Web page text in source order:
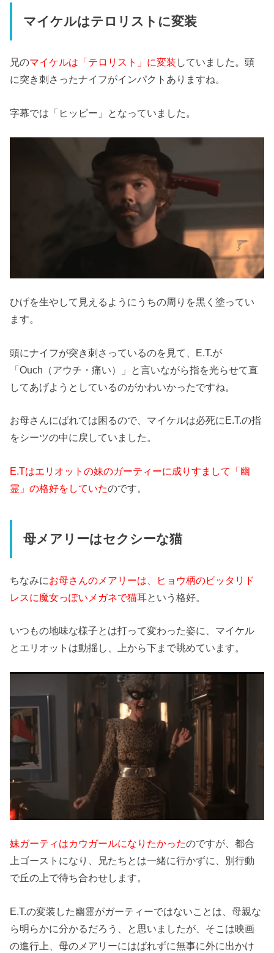
マイケルはテロリストに変装
兄のマイケルは「テロリスト」に変装 していました。頭
に突き刺さったナイフがインパクトありますね。
字幕では「ヒッピー」となっていました。
ひげを生やして見えるようにうちの周りを黒く塗ってい
ます。
頭にナイフが突き刺さっているのを見て、E.T.が
「Ouch（アウチ・痛い）」と言いながら指を光らせて直
してあげようとしているのがかわいかったですね。
お母さんにばれては困るので、マイケルは必死にE.T.の指
をシーツの中に戻していました。
E.Tはエリオットの妹のガーティーに成りすまして「幽
霊」の格好をしていたのです。
母メアリーはセクシーな猫
ちなみに お母さんのメアリーは、ヒョウ柄のピッタリド
レスに魔女っぽいメガネで猫耳という格好。
いつもの地味な様子とは打って変わった姿に、マイケル
とエリオットは動揺し、上から下まで眺めています。
妹ガーティはカウガールになりたかったのですが、都合
上ゴーストになり、兄たちとは一緒に行かずに、別行動
で丘の上で待ち合わせします。
E.T.の変装した幽霊がガーティーではないことは、母親な
ら明らかに分かるだろう、と思いましたが、そこは映画
の進行上、母のメアリーにはばれずに無事に外に出かけ